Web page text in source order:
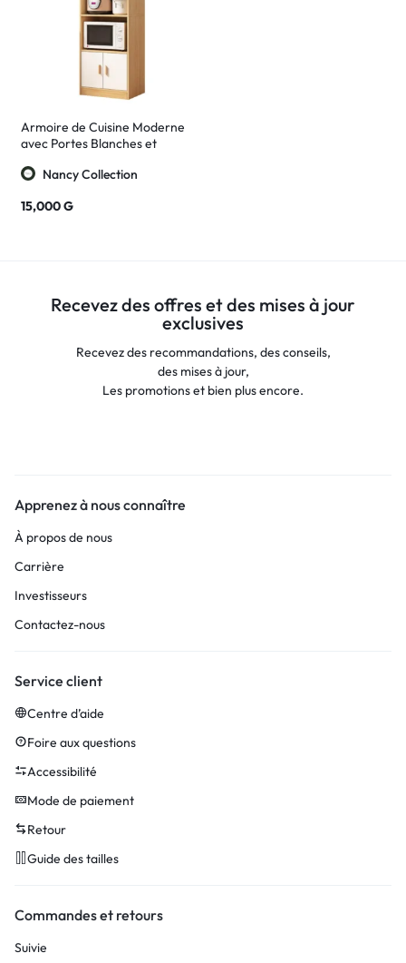
Armoire de Cuisine Moderne
avec Portes Blanches et
Nancy Collection
15,000G
Recevez des offres et des mises à jour
exclusives
Recevez des recommandations, des conseils,
des mises à jour,
Les promotions et bien plus encore.
Apprenez à nous connaître
À propos de nous
Carrière
Investisseurs
Contactez-nous
Service client
Centre d’aide
Foire aux questions
Accessibilité
Mode de paiement
Retour
Guide des tailles
Commandes et retours
Suivie